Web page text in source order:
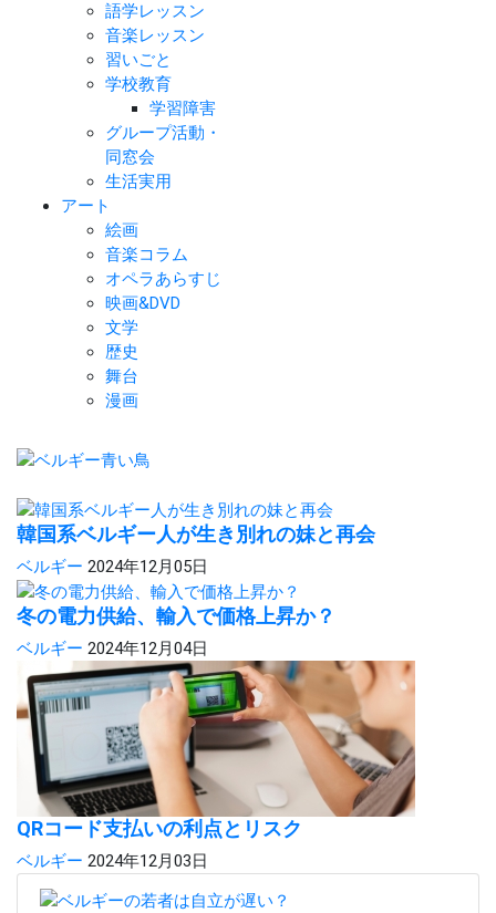
語学レッスン
音楽レッスン
習いごと
学校教育
学習障害
グループ活動・
同窓会
生活実用
アート
絵画
音楽コラム
オペラあらすじ
映画&DVD
文学
歴史
舞台
漫画
韓国系ベルギー人が生き別れの妹と再会
ベルギー 2024年12月05日
冬の電力供給、輸入で価格上昇か？
ベルギー 2024年12月04日
QRコード支払いの利点とリスク
ベルギー 2024年12月03日